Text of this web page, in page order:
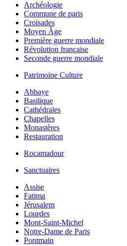
Archéologie
Commune de paris
Croisades
Moyen Âge
Première guerre mondiale
Révolution française
Seconde guerre mondiale
Patrimoine Culture
Abbaye
Basilique
Cathédrales
Chapelles
Monastères
Restauration
Rocamadour
Sanctuaires
Assise
Fatima
Jérusalem
Lourdes
Mont-Saint-Michel
Notre-Dame de Paris
Pontmain